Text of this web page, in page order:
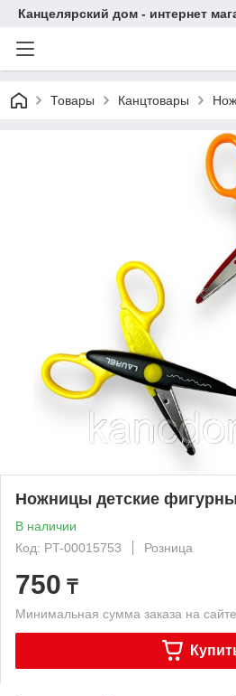
Канцелярский дом - интернет
Товары Канцтовары
Ножницы детские
В наличии
Код: PT-00015753
Розница
750 ₸
Минимальная сумма заказа на